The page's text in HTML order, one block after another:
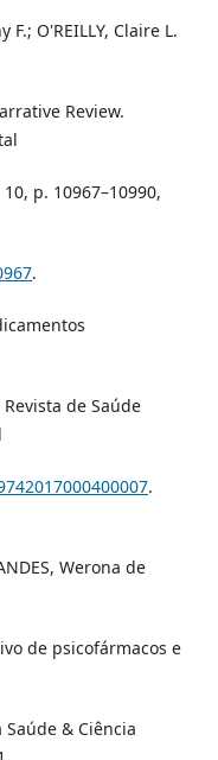
F.; O'REILLY, Claire L.
Review.
p. 10967–10990,
.
de Saúde
.
Werona de
de psicofármacos e
& Ciência